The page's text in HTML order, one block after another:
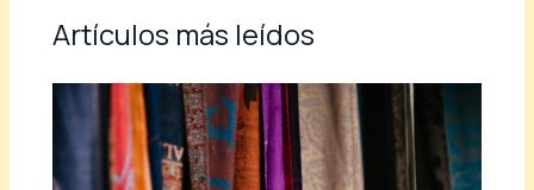
Artículos más leídos